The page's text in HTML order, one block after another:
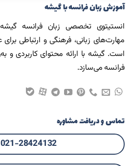
آموزش زبان فرانسه با گیشه
انستیتوی تخصصی زبان فرانسه
مهارت‌های زبانی، فرهنگی و ارتباطی
است. گیشه با ارائه محتوای کاربردی و
فرانسه می‌سازد.
تماس و دریافت مشاوره
021-28424132